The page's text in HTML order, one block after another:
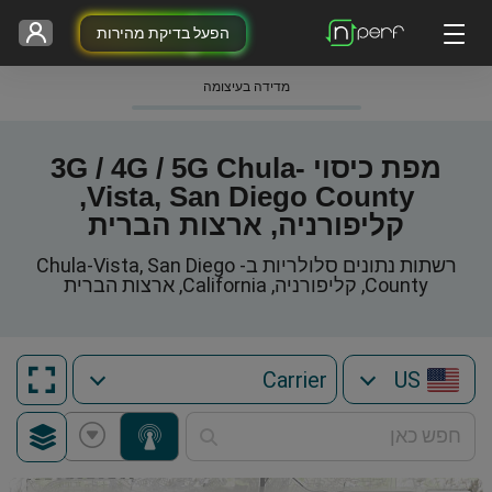
הפעל בדיקת מהירות
מדידה בעיצומה
מפת כיסוי 3G / 4G / 5G Chula-
Vista, San Diego County,
קליפורניה, ארצות הברית
רשתות נתונים סלולריות ב- Chula-Vista, San Diego
County, קליפורניה, California, ארצות הברית
US